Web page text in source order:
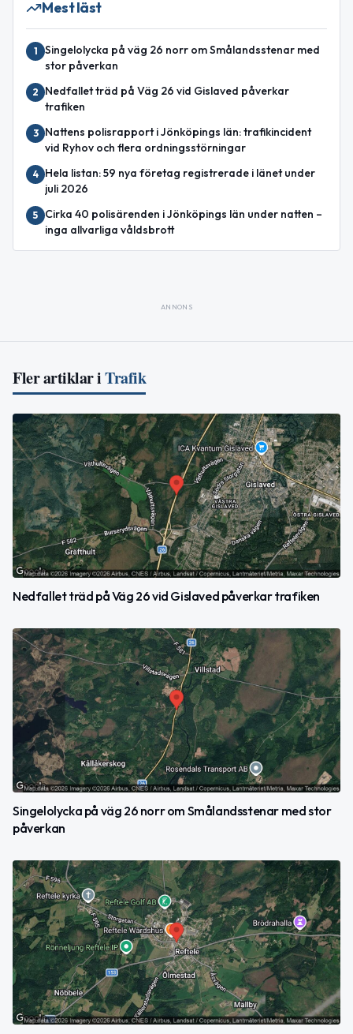
Mest läst
1
Singelolycka på väg 26 norr om Smålandsstenar med
stor påverkan
2
Nedfallet träd på Väg 26 vid Gislaved påverkar
trafiken
3
Nattens polisrapport i Jönköpings län: trafikincident
vid Ryhov och flera ordningsstörningar
4
Hela listan: 59 nya företag registrerade i länet under
juli 2026
5
Cirka 40 polisärenden i Jönköpings län under natten –
inga allvarliga våldsbrott
ANNONS
Fler artiklar iTrafik
Nedfallet träd på Väg 26 vid Gislaved påverkar trafiken
Singelolycka på väg 26 norr om Smålandsstenar med stor
påverkan